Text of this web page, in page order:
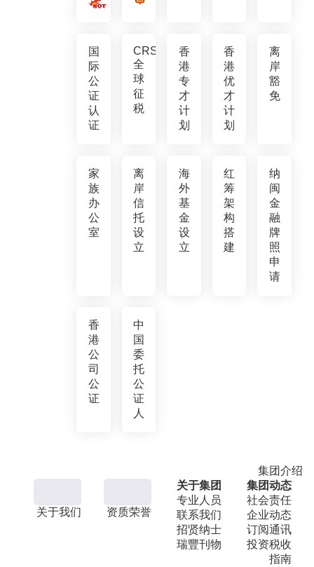
国
际
公
证
认
证
CRS
全
球
征
税
香
港
专
才
计
划
香
港
优
才
计
划
离
岸
豁
免
家
族
办
公
室
离
岸
信
托
设
立
海
外
基
金
设
立
红
筹
架
构
搭
建
纳
闽
金
融
牌
照
申
请
香
港
公
司
公
证
中
国
委
托
公
证
人
集团介绍
关于我们 资质荣誉
关于集团
专业人员
联系我们
招贤纳士
瑞豐刊物
集团动态
社会责任
企业动态
订阅通讯
投资税收
指南